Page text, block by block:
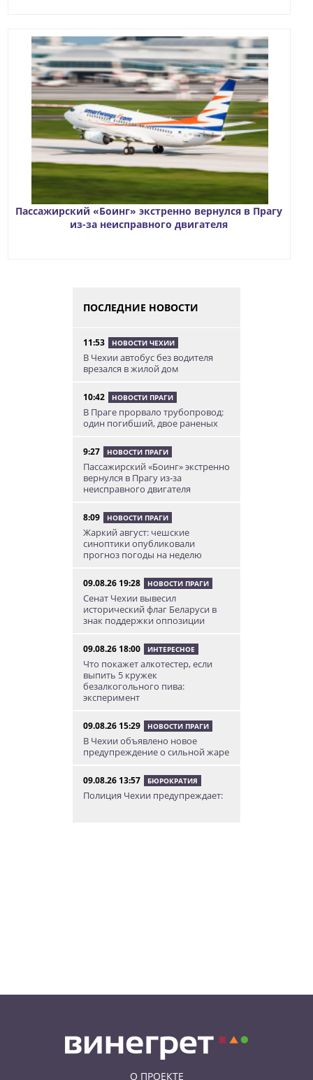
Пассажирский «Боинг» экстренно вернулся в Прагу
из-за неисправного двигателя
ПОСЛЕДНИЕ НОВОСТИ
11:53 НОВОСТИ ЧЕХИИ
В Чехии автобус без водителя
врезался в жилой дом
10:42 НОВОСТИ ПРАГИ
В Праге прорвало трубопровод:
один погибший, двое раненых
9:27 НОВОСТИ ПРАГИ
Пассажирский «Боинг» экстренно
вернулся в Прагу из-за
неисправного двигателя
8:09 НОВОСТИ ПРАГИ
Жаркий август: чешские
синоптики опубликовали
прогноз погоды на неделю
09.08.26 19:28 НОВОСТИ ПРАГИ
Сенат Чехии вывесил
исторический флаг Беларуси в
знак поддержки оппозиции
09.08.26 18:00 ИНТЕРЕСНОЕ
Что покажет алкотестер, если
выпить 5 кружек
безалкогольного пива:
эксперимент
09.08.26 15:29 НОВОСТИ ПРАГИ
В Чехии объявлено новое
предупреждение о сильной жаре
09.08.26 13:57 БЮРОКРАТИЯ
Полиция Чехии предупреждает:
О ПРОЕКТЕ